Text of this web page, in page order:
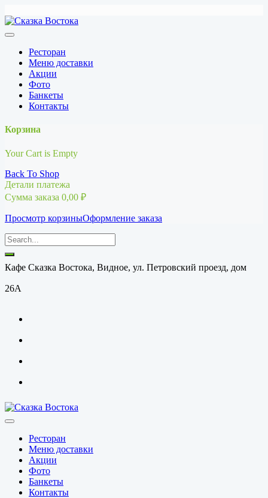
Перейти
к
Ресторан
Меню доставки
Акции
Фото
Банкеты
Контакты
Корзина
Your Cart is Empty
Back To Shop
Детали платежа
Сумма заказа 0,00 ₽
Просмотр корзиныОформление заказа
Кафе Сказка Востока, Видное, ул. Петровский проезд, дом
26А
Ресторан
Меню доставки
Акции
Фото
Банкеты
Контакты